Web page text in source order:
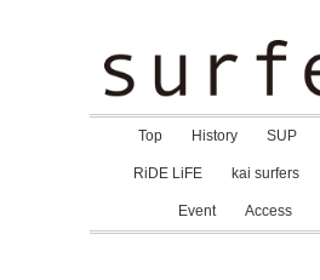
Top History SUP
RiDE LiFE kai surfers
Event Access